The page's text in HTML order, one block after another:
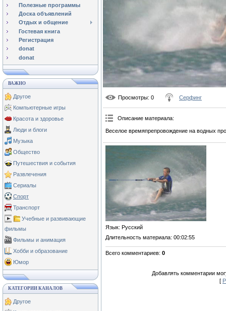
Полезные программы
Доска объявлений
Отдых и общение
Гостевая книга
Регистрация
donat
donat
ВАЖНО
Другое
Компьютерные игры
Красота и здоровье
Люди и блоги
Музыка
Общество
Путешествия и события
Развлечения
Сериалы
Спорт
Транспорт
Учебные и развивающие
фильмы
Фильмы и анимация
Хобби и образование
Юмор
КАТЕГОРИИ КАНАЛОВ
Другое
Просмотры: 0 Серфинг
Описание материала:
Веселое времяпрепровождение на водных
Язык: Русский
Длительность материала: 00:02:55
Всего комментариев: 0
Добавлять комментарии
[